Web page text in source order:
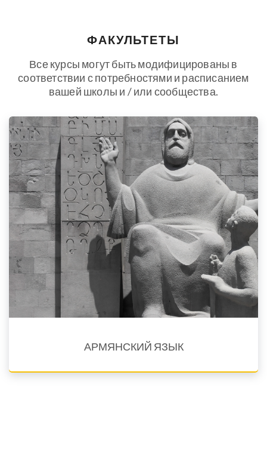
ФАКУЛЬТЕТЫ
Все курсы могут быть модифицированы в
соответствии с потребностями и расписанием
вашей школы и / или сообщества.
АРМЯНСКИЙ ЯЗЫК